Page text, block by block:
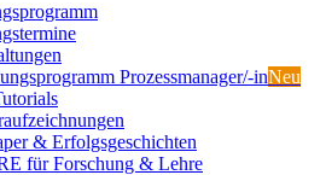
Prozessmanager/-inNeu
& Erfolgsgeschichten
für Forschung & Lehre